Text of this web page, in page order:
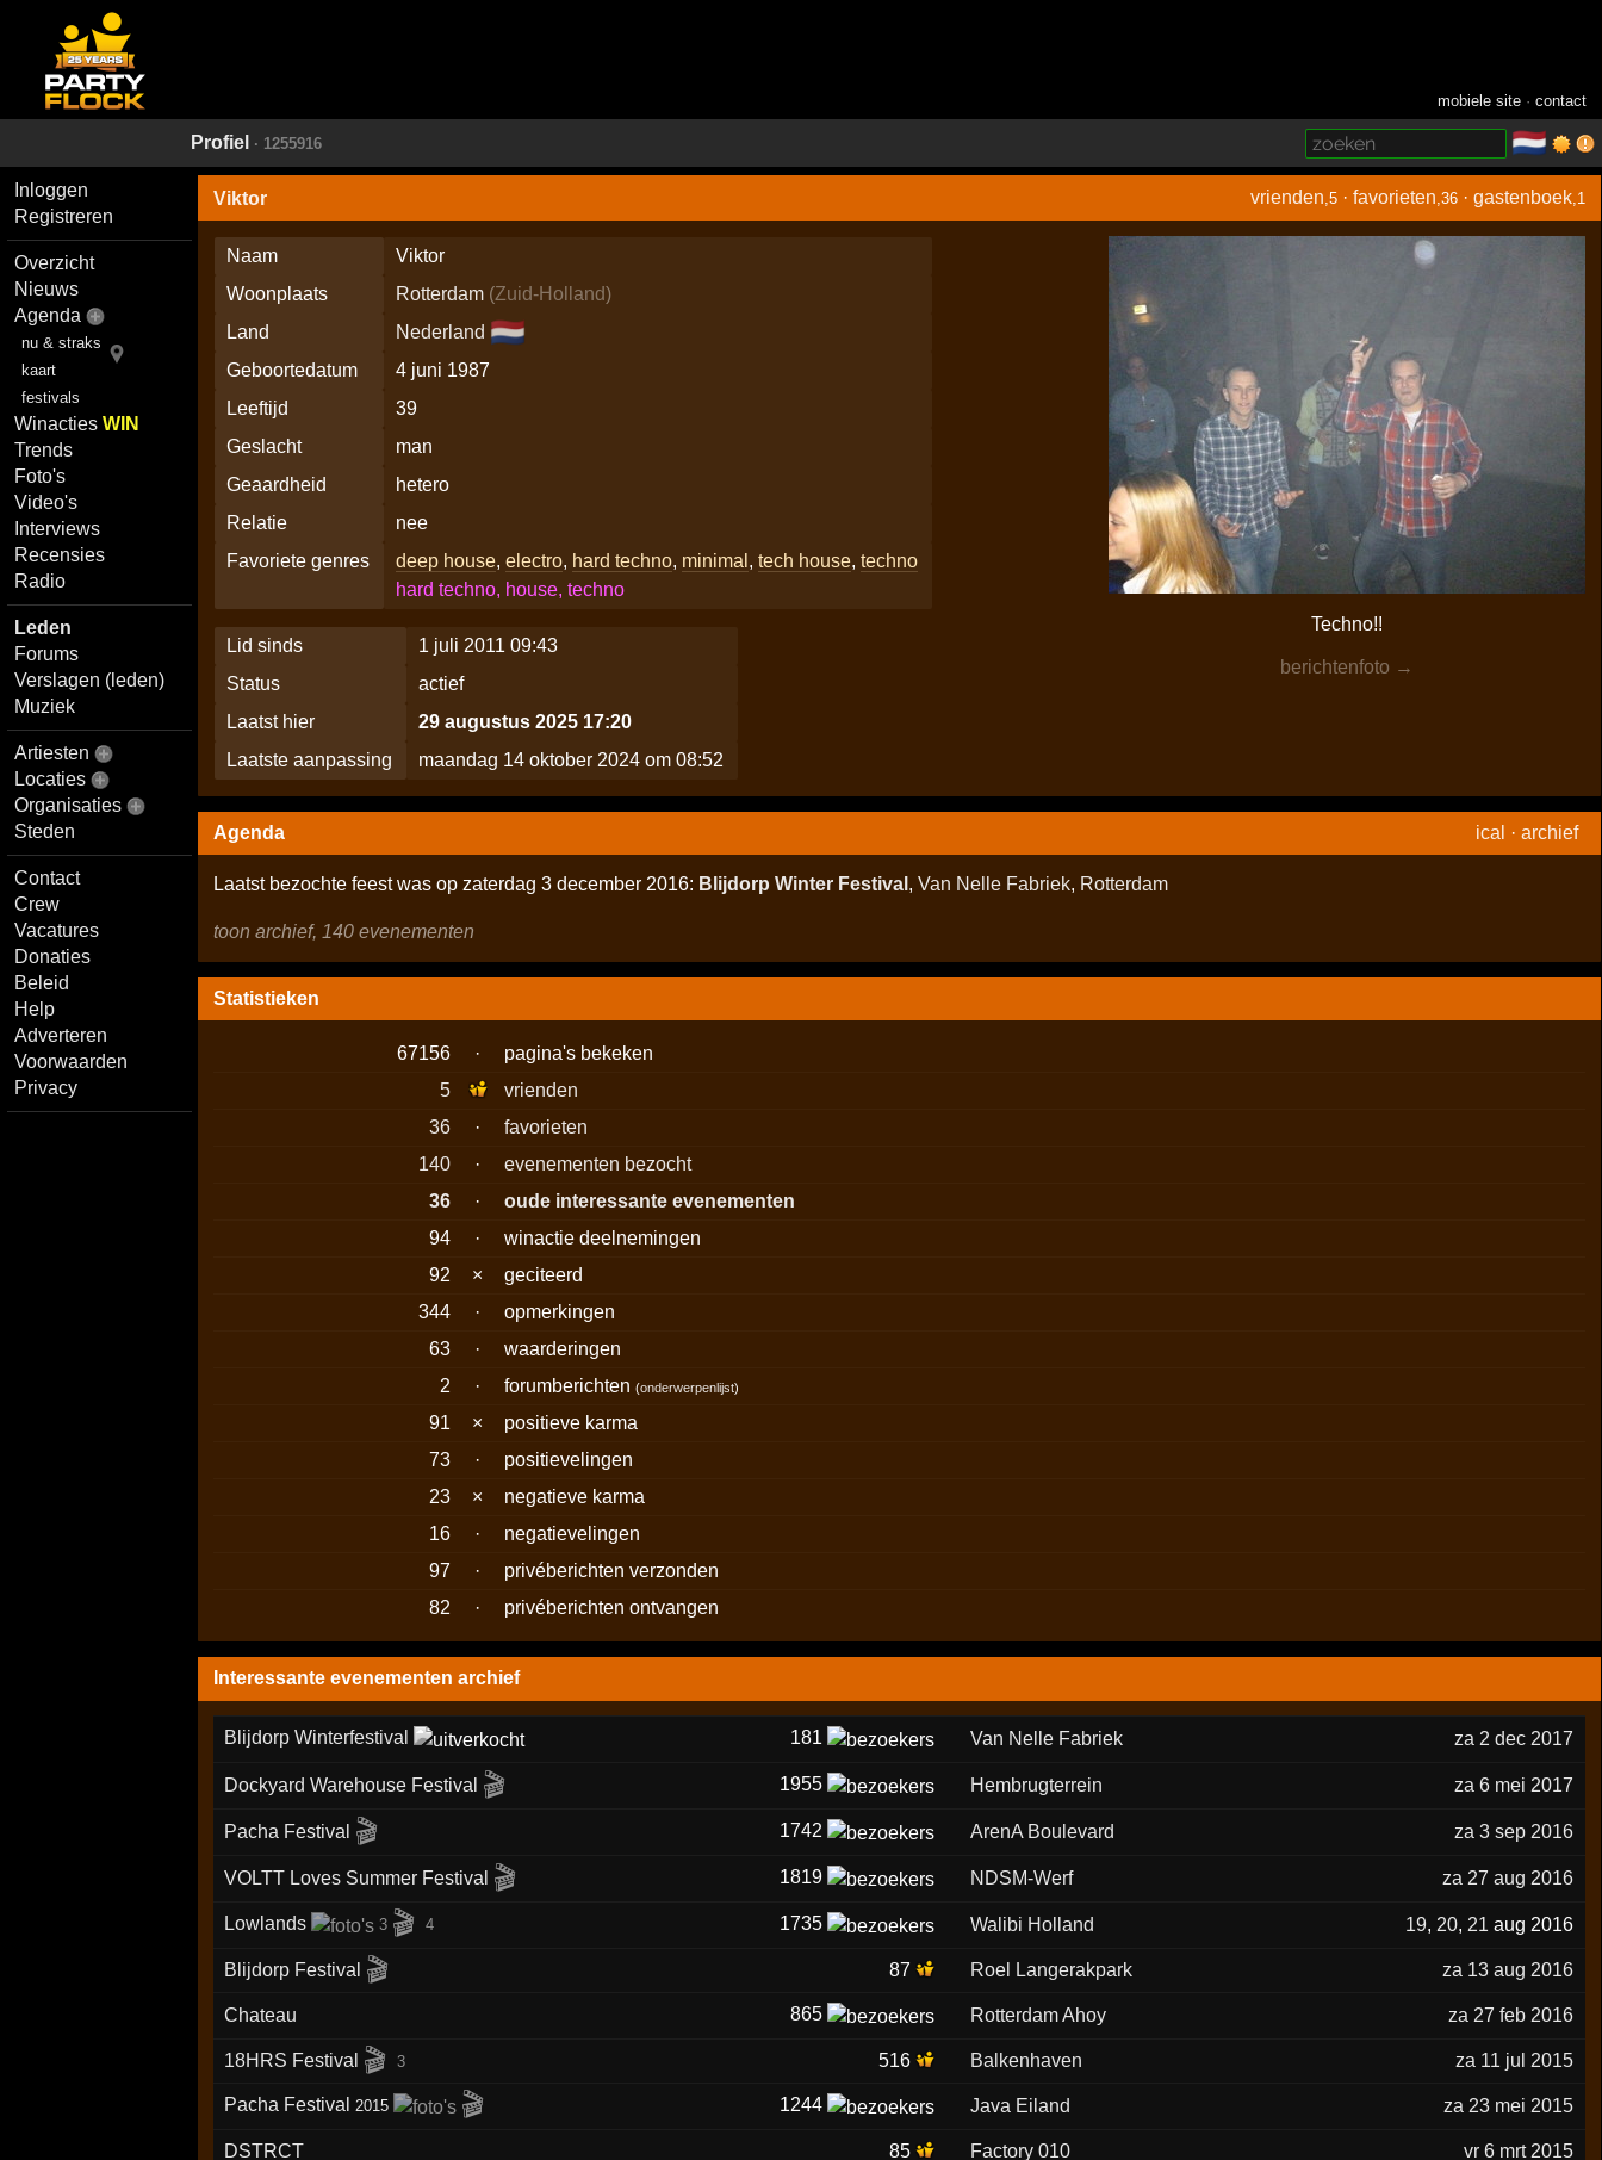
mobiele site ·contact
Profiel · 1255916 🇳🇱
Inloggen
Registreren
Overzicht
Nieuws
Agenda
nu & straks
kaart
festivals
WinactiesWIN
Trends
Foto's
Video's
Interviews
Recensies
Radio
Leden
Forums
Verslagen (leden)
Muziek
Artiesten
Locaties
Organisaties
Steden
Contact
Crew
Vacatures
Donaties
Beleid
Help
Adverteren
Voorwaarden
Privacy
Viktor vrienden ,5 ·favorieten ,36 ·gastenboek ,1
Techno!!
berichtenfoto →
Naam
Viktor
Woonplaats
Rotterdam (Zuid-Holland)
Land
Nederland 🇳🇱
Geboortedatum
4 juni 1987
Leeftijd
39
Geslacht
man
Geaardheid
hetero
Relatie
nee
Favoriete genres
deep house,electro, hard techno, minimal ,tech house,techno
hard techno, house, techno
Lid sinds
1 juli 2011 09:43
Status
actief
Laatst hier
29 augustus 2025 17:20
Laatste aanpassing
maandag 14 oktober 2024 om 08:52
Agenda ical · archief
Laatst bezochte feest was op zaterdag 3 december 2016: Blijdorp Winter Festival , Van Nelle Fabriek, Rotterdam
toon archief, 140 evenementen
Statistieken
67156 ·
pagina's bekeken
5
vrienden
36
·
favorieten
140
·
evenementen bezocht
36
·
oude interessante evenementen
94
·
winactie deelnemingen
92
×
geciteerd
344
·
opmerkingen
63
·
waarderingen
2
· forumberichten(onderwerpenlijst)
91 ×
positieve karma
73
·
positievelingen
23
×
negatieve karma
16
·
negatievelingen
97
·
privéberichten verzonden
82
· privéberichten ontvangen
Interessante evenementen archief
Blijdorp Winterfestival 181 Van Nelle Fabriek za 2 dec 2017
Dockyard Warehouse Festival 🎬 1955 Hembrugterrein za 6 mei 2017
Pacha Festival 🎬 1742 ArenA Boulevard za 3 sep 2016
VOLTT Loves Summer Festival 🎬 1819 NDSM-Werf za 27 aug 2016
Lowlands 3 🎬 4 1735 Walibi Holland 19,20,21 aug 2016
Blijdorp Festival 🎬 87 Roel Langerakpark za 13 aug 2016
Chateau 865 Rotterdam Ahoy za 27 feb 2016
18HRS Festival 🎬 3 516 Balkenhaven za 11 jul 2015
Pacha Festival2015 🎬 1244 Java Eiland za 23 mei 2015
DSTRCT 85 Factory 010 vr 6 mrt 2015